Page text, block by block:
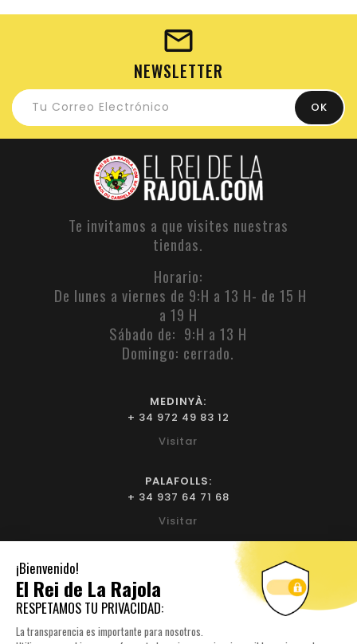
NEWSLETTER
Te invitamos a que visites nuestras
tiendas.
Horario:
De lunes a viernes de 9:H a 13 H- de 15 H
a 19 H
Sábado de: 9:H a 13 H
Domingo: cerrado.
MEDINYÀ:
+ 34 972 49 83 12
Visitar
PALAFOLLS:
+ 34 937 64 71 68
Visitar
Visitar